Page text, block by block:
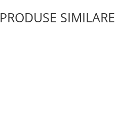
PRODUSE SIMILARE